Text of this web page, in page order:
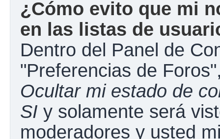
¿Cómo evito que mi
en las listas de
Dentro del Panel de
"Preferencias de
Ocultar mi estado de
SI y solamente será
moderadores y usted